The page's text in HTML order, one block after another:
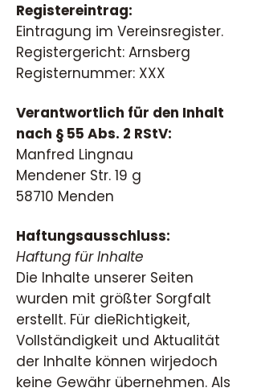
Registereintrag:
Eintragung im Vereinsregister.
Registergericht: Arnsberg
Registernummer: XXX​
Verantwortlich für den Inhalt
nach § 55 Abs. 2 RStV:
Manfred Lingnau
Mendener Str. 19 g
58710 Menden​
Haftungsausschluss:
Haftung für Inhalte
Die Inhalte unserer Seiten
wurden mit größter Sorgfalt
erstellt. Für dieRichtigkeit,
Vollständigkeit und Aktualität
der Inhalte können wirjedoch
keine Gewähr übernehmen. Als